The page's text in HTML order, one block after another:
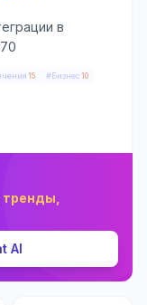
в
15 #Бизнес 10
AI